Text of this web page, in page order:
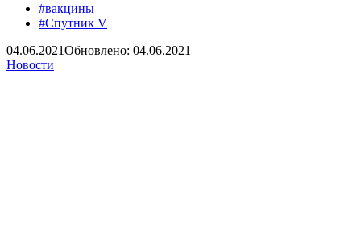
#вакцины
#Спутник V
04.06.2021Обновлено: 04.06.2021
Новости